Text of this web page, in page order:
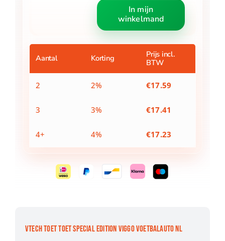
Edition
Voetbalauto
NL
In mijn
winkelmand
Aantal Korting
Prijs incl.
BTW
2 2% €17.59
3 3% €17.41
4+ 4% €17.23
VTECH TOET TOET SPECIAL EDITION VIGGO VOETBALAUTO NL